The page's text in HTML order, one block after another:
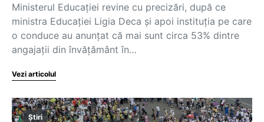
Ministerul Educației revine cu precizări, după ce
ministra Educației Ligia Deca și apoi instituția pe care
o conduce au anunțat că mai sunt circa 53% dintre
angajații din învățământ în…
Vezi articolul
Știri